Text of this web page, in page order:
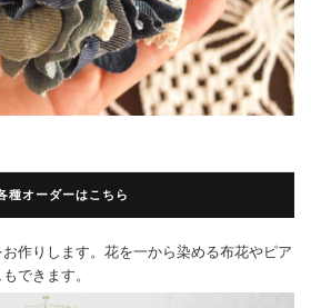
種オーダーはこちら
作りします。花を一から染める布花やピア
できます。